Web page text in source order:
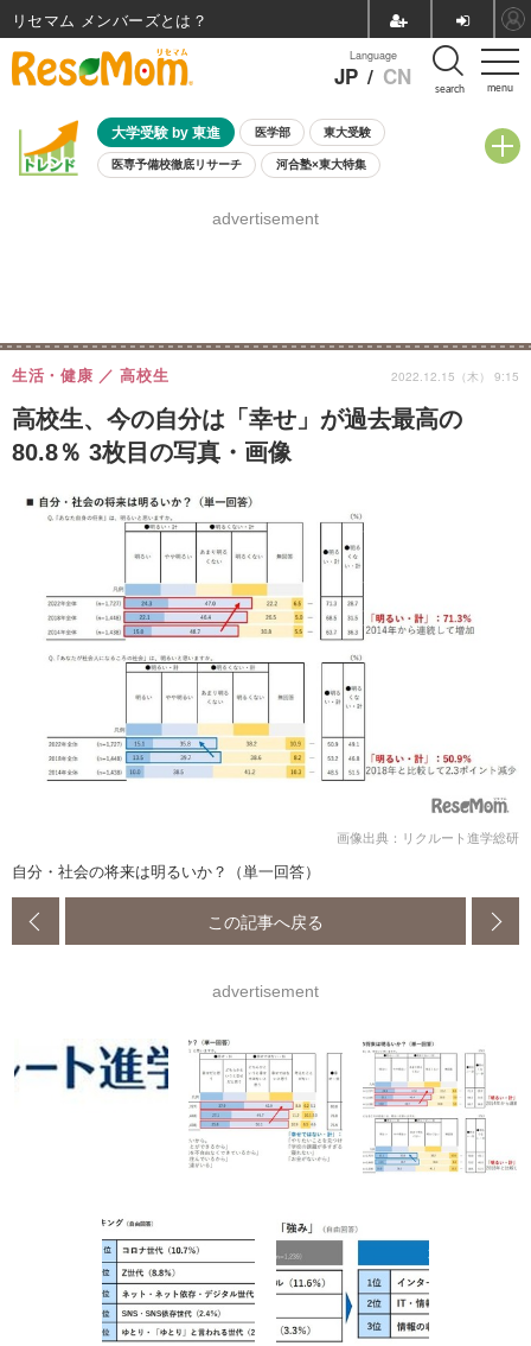
menu
Language
JP / CN search
大学受験 by 東進 医学部 東大受験
医専予備校徹底リサーチ 河合塾×東大特集
8月開催学校説明会・相談会
advertisement
高校生、今の自分は「幸せ」が過去最高の
80.8％ 3枚目の写真・画像
生活・健康 高校生 2022.12.15（木） 9:15
画像出典：リクルート進学総研
自分・社会の将来は明るいか？（単一回答）
この記事へ戻る
advertisement
リセマム メンバーズ